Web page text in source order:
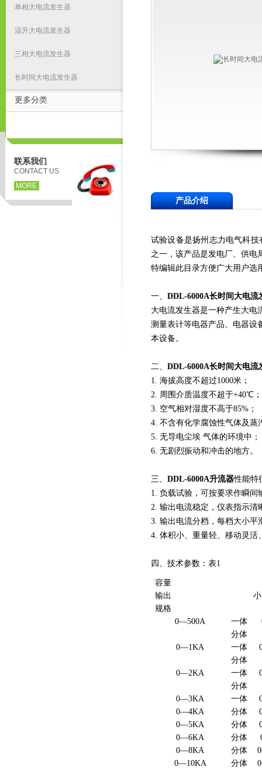
单相大电流发生器
温升大电流发生器
三相大电流发生器
长时间大电流发生器
更多分类
联系我们
CONTACT US
MORE
产品介绍
试验设备是扬州志力电气科
之一，该产品是发电厂、供电
特编辑此目录方便广大用户选
一、 DDL-6000A长时间大电流
大电流发生器是一种产生大电
测量表计等电器产品、电器设
本设备。
二、 DDL-6000A长时间大电流
1. 海拔高度不超过1000米；
2. 周围介质温度不超于+40℃；
3. 空气相对湿度不高于85%；
4. 不含有化学腐蚀性气体及蒸
5. 无导电尘埃 气体的环境中；
6. 无剧烈振动和冲击的地方。
三、 DDL-6000A升流器性能特
1. 负载试验，可按要求作瞬间
2. 输出电流稳定，仪表指示清
3. 输出电流分档，每档大小平
4. 体积小、重量轻、移动灵活
四、技术参数：表1
容量
输出
规格
0—500A
一体
分体
0—1KA
一体
分体
0—2KA
一体
分体
0—3KA 一体
0—4KA
分体
0—5KA
分体
0—6KA
分体
0—8KA
分体
0—10KA
分体